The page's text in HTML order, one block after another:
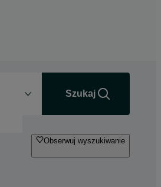
Szukaj
Obserwuj wyszukiwanie